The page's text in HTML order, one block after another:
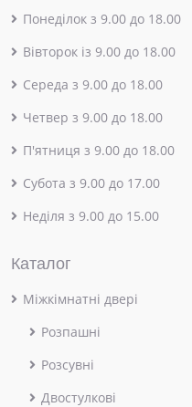
Понеділок з 9.00 до 18.00
Вівторок із 9.00 до 18.00
Середа з 9.00 до 18.00
Четвер з 9.00 до 18.00
П'ятниця з 9.00 до 18.00
Субота з 9.00 до 17.00
Неділя з 9.00 до 15.00
Каталог
Міжкімнатні двері
Розпашні
Розсувні
Двостулкові